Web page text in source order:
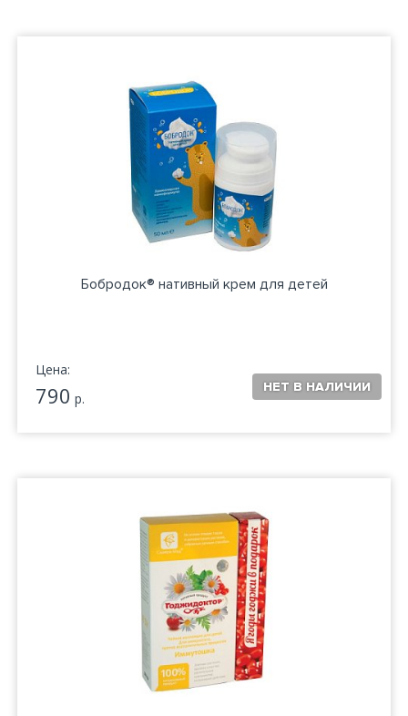
Бобродок® нативный крем для детей
Цена:
790 р.